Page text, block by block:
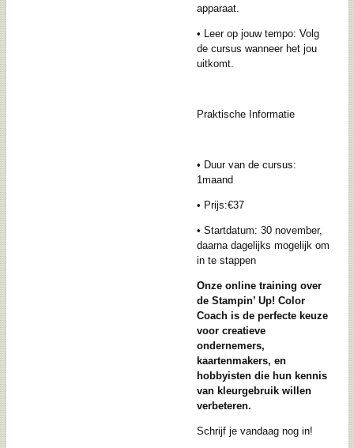
apparaat.
• Leer op jouw tempo: Volg
de cursus wanneer het jou
uitkomt.
Praktische Informatie
• Duur van de cursus:
1maand
• Prijs:€37
• Startdatum: 30 november,
daarna dagelijks mogelijk om
in te stappen
Onze online training over
de Stampin’ Up! Color
Coach is de perfecte keuze
voor creatieve
ondernemers,
kaartenmakers, en
hobbyisten die hun kennis
van kleurgebruik willen
verbeteren.
Schrijf je vandaag nog in!